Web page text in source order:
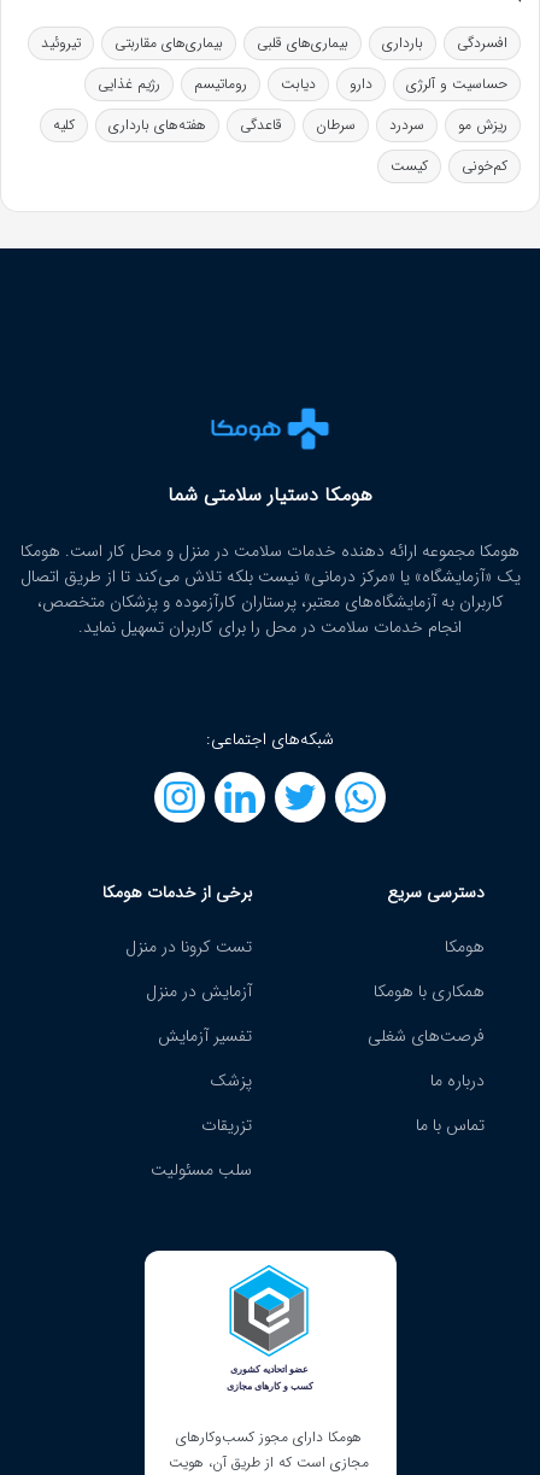
افسردگی بارداری بیماری‌های قلبی بیماری‌های مقاربتی
تیروئید
حساسیت و آلرژی
دارو دیابت روماتیسم
رژیم غذایی
ریزش مو
سردرد سرطان قاعدگی هفته‌های بارداری
کلیه
کم‌خونی
کیست
هومکا دستیار سلامتی شما
هومکا مجموعه ارائه‌ دهنده خدمات سلامت در منزل و محل کار است. هومکا
یک «آزمایشگاه» یا «مرکز درمانی» نیست بلکه تلاش می‌کند تا از طریق اتصال
کاربران به آزمایشگاه‌های معتبر، پرستاران کارآزموده و پزشکان متخصص،
انجام خدمات سلامت در محل را برای کاربران تسهیل نماید.
شبکه‌های اجتماعی:
دسترسی سریع
هومکا
همکاری با هومکا
فرصت‌های شغلی
درباره ما
تماس با ما
برخی از خدمات هومکا
تست کرونا در منزل
آزمایش در منزل
تفسیر آزمایش
پزشک
تزریقات
سلب مسئولیت
هومکا دارای مجوز کسب‌و‌کارهای
مجازی است که از طریق آن، هویت